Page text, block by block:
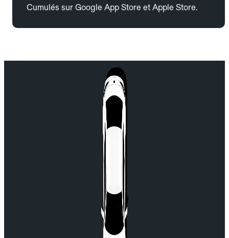
Cumulés sur Google App Store et Apple Store.